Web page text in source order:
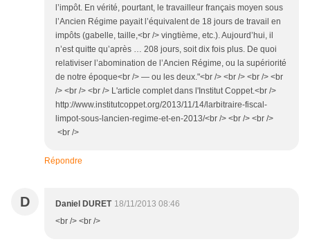
l’impôt. En vérité, pourtant, le travailleur français moyen sous
l’Ancien Régime payait l’équivalent de 18 jours de travail en
impôts (gabelle, taille,<br /> vingtième, etc.). Aujourd’hui, il
n’est quitte qu’après … 208 jours, soit dix fois plus. De quoi
relativiser l’abomination de l’Ancien Régime, ou la supériorité
de notre époque<br /> — ou les deux."<br /> <br /> <br /> <br
/> <br /> <br /> L'article complet dans l'Institut Coppet.<br />
http://www.institutcoppet.org/2013/11/14/larbitraire-fiscal-
limpot-sous-lancien-regime-et-en-2013/<br /> <br /> <br />
<br />
Répondre
D Daniel DURET 18/11/2013 08:46
<br /> <br />